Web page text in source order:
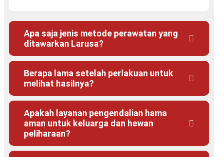
Apa saja jenis metode perawatan yang
ditawarkan Larusa?
Berapa lama setelah perlakuan untuk
melihat hasilnya?
Apakah layanan pengendalian hama
aman untuk keluarga dan hewan
peliharaan?